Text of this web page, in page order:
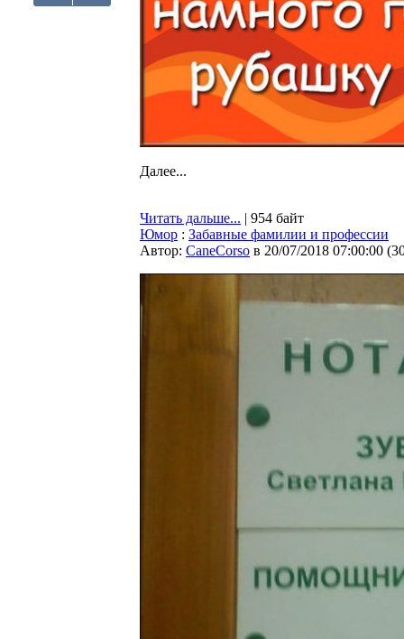
Далее...
Читать дальше... | 954 байт
Юмор : Забавные фамилии и профессии
Автор: CaneCorso в 20/07/2018 07:00:00 (